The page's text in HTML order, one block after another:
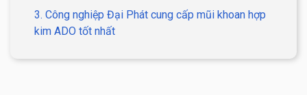
3. Công nghiệp Đại Phát cung cấp mũi khoan hợp
kim ADO tốt nhất